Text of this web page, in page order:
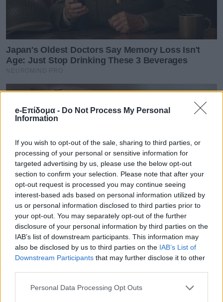
e-Επίδομα - Do Not Process My Personal
Information
If you wish to opt-out of the sale, sharing to third parties, or
processing of your personal or sensitive information for
targeted advertising by us, please use the below opt-out
section to confirm your selection. Please note that after your
opt-out request is processed you may continue seeing
interest-based ads based on personal information utilized by
us or personal information disclosed to third parties prior to
your opt-out. You may separately opt-out of the further
disclosure of your personal information by third parties on the
IAB’s list of downstream participants. This information may
also be disclosed by us to third parties on the IAB’s List of
Downstream Participants that may further disclose it to other
Personal Data Processing Opt Outs